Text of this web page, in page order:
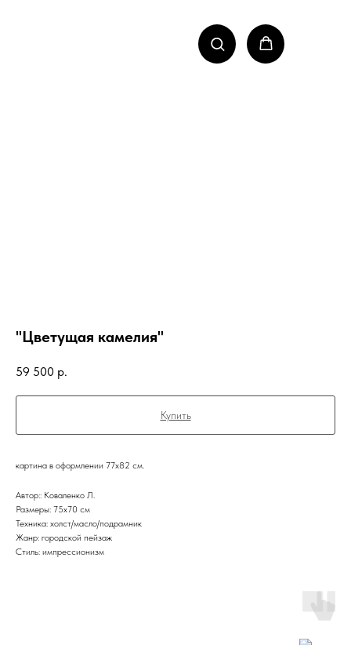
"Цветущая камелия"
59 500 р.
Купить
картина в оформлении 77х82 см.
Автор:: Коваленко Л.
Размеры: 75х70 см
Техника: холст/масло/подрамник
Жанр: городской пейзаж
Стиль: импрессионизм